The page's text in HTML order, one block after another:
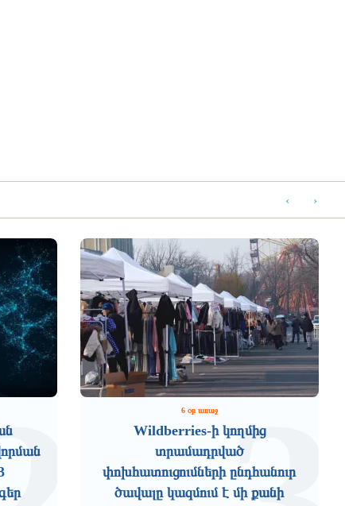
6 օր առաջ
Wildberries-ի կողմից
տրամադրված
փոխհատուցումների ընդհանուր
ծավալը կազմում է մի քանի
‹ ›